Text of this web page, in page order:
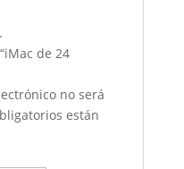
de 24
no será
están